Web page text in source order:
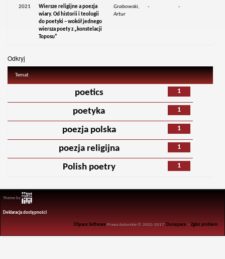
2021
Wiersze religijne a poezja
wiary. Od historii i teologii
do poetyki – wokół jednego
wiersza poety z „konstelacji
Toposu”
Grabowski,
Artur
- -
Odkryj
Temat
1
poetics
1
poetyka
1
poezja polska
1
poezja religijna
1
Polish poetry
Theme by
Deklaracja dostępności
DSpace Software Prawa Autorskie © 2002-2017 Duraspace -Zgłoś problem